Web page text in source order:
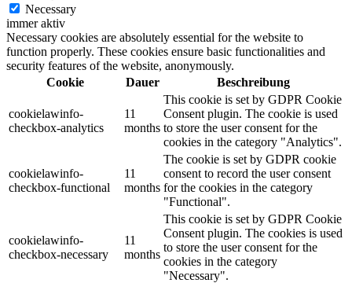
Necessary
immer aktiv
Necessary cookies are absolutely essential for the website to
function properly. These cookies ensure basic functionalities and
security features of the website, anonymously.
Cookie
Dauer Beschreibung
cookielawinfo-
checkbox-analytics
11
months
This cookie is set by GDPR Cookie
Consent plugin. The cookie is used
to store the user consent for the
cookies in the category "Analytics".
cookielawinfo-
checkbox-functional
11
months
The cookie is set by GDPR cookie
consent to record the user consent
for the cookies in the category
"Functional".
cookielawinfo-
checkbox-necessary
11
months
This cookie is set by GDPR Cookie
Consent plugin. The cookies is used
to store the user consent for the
cookies in the category
"Necessary".